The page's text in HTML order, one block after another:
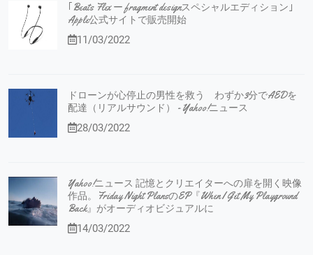
｢Beats Flex ー fragment designスペシャルエディション｣
Apple公式サイトで販売開始
11/03/2022
ドローンが心停止の男性を救う わずか3分でAEDを
配達（リアルサウンド） - Yahoo!ニュース
28/03/2022
Yahoo!ニュース 記憶とクリエイターへの扉を開く映像
作品。Friday Night PlansのEP『When I Get My Playground
Back』がオーディオビジュアルに
14/03/2022